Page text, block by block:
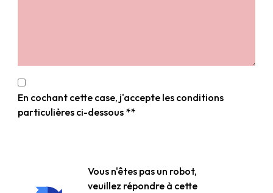
En cochant cette case, j'accepte les conditions
particulières ci-dessous **
Vous n'êtes pas un robot,
veuillez répondre à cette